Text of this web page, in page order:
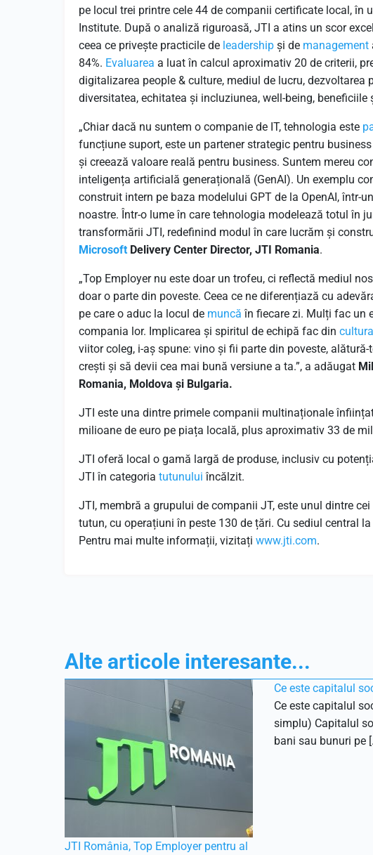
pe locul trei printre cele 44 de companii certificate local, în
Institute. După o analiză riguroasă, JTI a atins un scor
ceea ce privește practicile de leadership și de management
84%. Evaluarea a luat în calcul aproximativ 20 de criterii,
digitalizarea people & culture, mediul de lucru, dezvoltarea
diversitatea, echitatea și incluziunea, well-being, beneficiile
„Chiar dacă nu suntem o companie de IT, tehnologia este
funcțiune suport, este un partener strategic pentru
și creează valoare reală pentru business. Suntem mereu
inteligența artificială generațională (GenAI). Un exemplu
construit intern pe baza modelului GPT de la OpenAI, într-
noastre. Într-o lume în care tehnologia modelează totul în
transformării JTI, redefinind modul în care lucrăm și
Microsoft Delivery Center Director, JTI Romania.
„Top Employer nu este doar un trofeu, ci reflectă mediul
doar o parte din poveste. Ceea ce ne diferențiază cu
pe care o aduc la locul de muncă în fiecare zi. Mulți fac un
compania lor. Implicarea și spiritul de echipă fac din cultura
viitor coleg, i-aș spune: vino și fii parte din poveste,
crești și să devii cea mai bună versiune a ta.”, a adăugat
Romania, Moldova și Bulgaria.
JTI este una dintre primele companii multinaționale
milioane de euro pe piața locală, plus aproximativ 33 de
JTI oferă local o gamă largă de produse, inclusiv cu
JTI în categoria tutunului încălzit.
JTI, membră a grupului de companii JT, este unul dintre
tutun, cu operațiuni în peste 130 de țări. Cu sediul central
Pentru mai multe informații, vizitați www.jti.com.
Alte articole interesante...
JTI România, Top Employer pentru al
Ce este capitalul
Ce este capitalul
simplu) Capitalul
bani sau bunuri pe